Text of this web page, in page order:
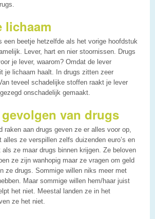
lichaam
een beetje hetzelfde als het vorige hoofdstuk
Lever, hart en nier stoornissen. Drugs
je lever, waarom? Omdat de lever
je lichaam haalt. In drugs zitten zeer
teveel schadelijke stoffen raakt je lever
onschadelijk gemaakt.
van drugs
raken aan drugs geven ze er alles voor op,
alles ze verspillen zelfs duizenden euro’s en
ze maar drugs binnen krijgen. Ze beloven
ze zijn wanhopig maar ze vragen om geld
ze drugs. Sommige willen niks meer met
Maar sommige willen hem/haar juist
het niet. Meestal landen ze in het
ze het niet.